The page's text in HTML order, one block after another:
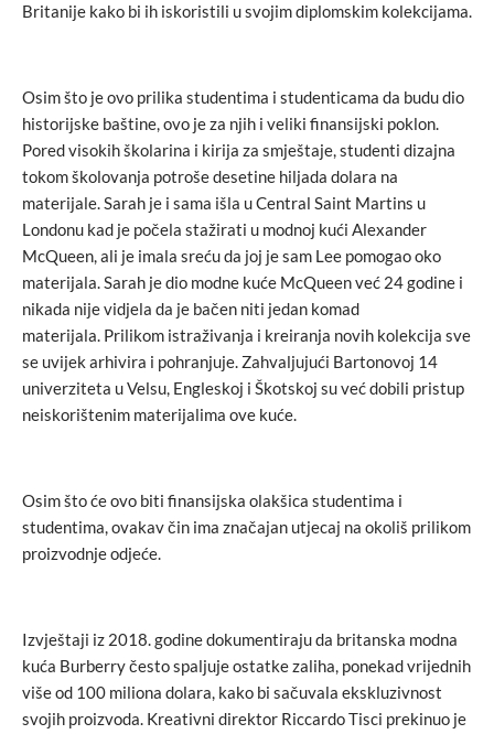
Britanije kako bi ih iskoristili u svojim diplomskim kolekcijama.
Osim što je ovo prilika studentima i studenticama da budu dio
historijske baštine, ovo je za njih i veliki finansijski poklon.
Pored visokih školarina i kirija za smještaje, studenti dizajna
tokom školovanja potroše desetine hiljada dolara na
materijale. Sarah je i sama išla u Central Saint Martins u
Londonu kad je počela stažirati u modnoj kući Alexander
McQueen, ali je imala sreću da joj je sam Lee pomogao oko
materijala. Sarah je dio modne kuće McQueen već 24 godine i
nikada nije vidjela da je bačen niti jedan komad
materijala. Prilikom istraživanja i kreiranja novih kolekcija sve
se uvijek arhivira i pohranjuje. Zahvaljujući Bartonovoj 14
univerziteta u Velsu, Engleskoj i Škotskoj su već dobili pristup
neiskorištenim materijalima ove kuće.
Osim što će ovo biti finansijska olakšica studentima i
studentima, ovakav čin ima značajan utjecaj na okoliš prilikom
proizvodnje odjeće.
Izvještaji iz 2018. godine dokumentiraju da britanska modna
kuća Burberry često spaljuje ostatke zaliha, ponekad vrijednih
više od 100 miliona dolara, kako bi sačuvala ekskluzivnost
svojih proizvoda. Kreativni direktor Riccardo Tisci prekinuo je